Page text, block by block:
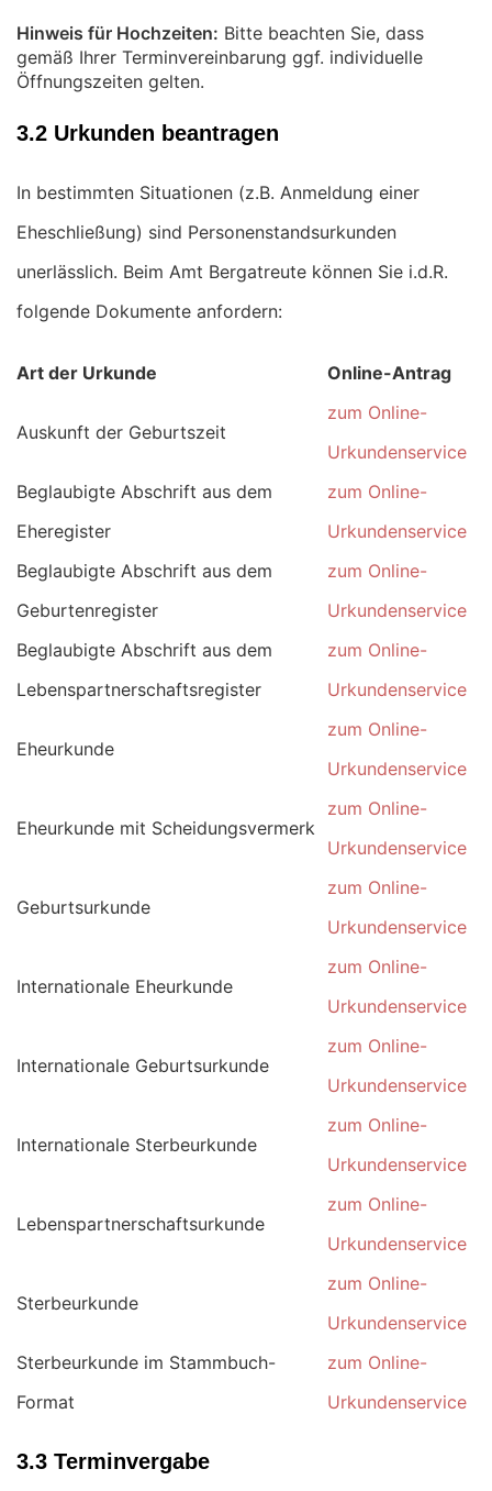
Hinweis für Hochzeiten: Bitte beachten Sie, dass
gemäß Ihrer Terminvereinbarung ggf. individuelle
Öffnungszeiten gelten.
3.2 Urkunden beantragen
In bestimmten Situationen (z.B. Anmeldung einer
Eheschließung) sind Personenstandsurkunden
unerlässlich. Beim Amt Bergatreute können Sie i.d.R.
folgende Dokumente anfordern:
Art der Urkunde Online-Antrag
Auskunft der Geburtszeit
zum Online-
Urkundenservice
Beglaubigte Abschrift aus dem
Eheregister
zum Online-
Urkundenservice
Beglaubigte Abschrift aus dem
Geburtenregister
zum Online-
Urkundenservice
Beglaubigte Abschrift aus dem
Lebenspartnerschaftsregister
zum Online-
Urkundenservice
Eheurkunde
zum Online-
Urkundenservice
Eheurkunde mit Scheidungsvermerk
zum Online-
Urkundenservice
Geburtsurkunde
zum Online-
Urkundenservice
Internationale Eheurkunde
zum Online-
Urkundenservice
Internationale Geburtsurkunde
zum Online-
Urkundenservice
Internationale Sterbeurkunde
zum Online-
Urkundenservice
Lebenspartnerschaftsurkunde
zum Online-
Urkundenservice
Sterbeurkunde
zum Online-
Urkundenservice
Sterbeurkunde im Stammbuch-
Format
zum Online-
Urkundenservice
3.3 Terminvergabe